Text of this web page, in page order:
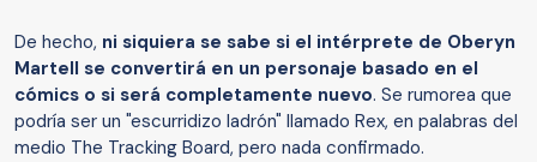
De hecho, ni siquiera se sabe si el intérprete de Oberyn
Martell se convertirá en un personaje basado en el
cómics o si será completamente nuevo. Se rumorea que
podría ser un "escurridizo ladrón" llamado Rex, en palabras del
medio The Tracking Board, pero nada confirmado.